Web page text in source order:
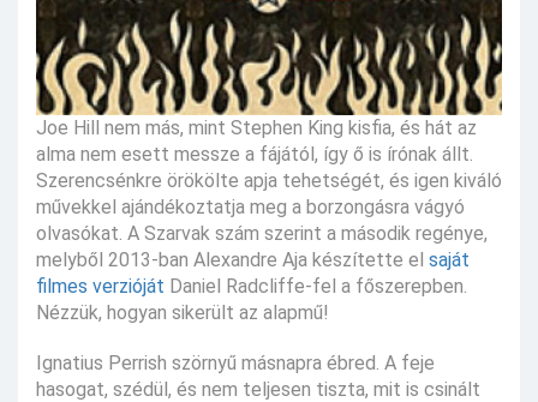
Joe Hill nem más, mint Stephen King kisfia, és hát az
alma nem esett messze a fájától, így ő is írónak állt.
Szerencsénkre örökölte apja tehetségét, és igen kiváló
művekkel ajándékoztatja meg a borzongásra vágyó
olvasókat. A Szarvak szám szerint a második regénye,
melyből 2013-ban Alexandre Aja készítette el saját
filmes verzióját Daniel Radcliffe-fel a főszerepben.
Nézzük, hogyan sikerült az alapmű!
Ignatius Perrish szörnyű másnapra ébred. A feje
hasogat, szédül, és nem teljesen tiszta, mit is csinált